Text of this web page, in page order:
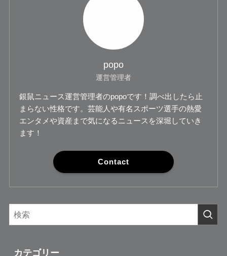
popo
運営管理者
銀鼠ニュース運営管理者のpopoです！調べ出したら止
まらない性格です。芸能人や有名スポーツ選手の熱愛
エンタメや資産まで気になるニュースを深堀していき
ます！
Contact
カテゴリー